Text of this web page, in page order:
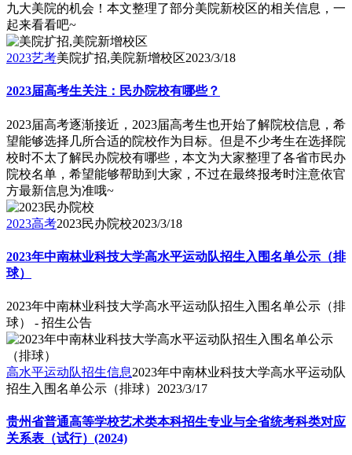
九大美院的机会！本文整理了部分美院新校区的相关信息，一
起来看看吧~
2023艺考美院扩招,美院新增校区2023/3/18
2023届高考生关注：民办院校有哪些？
2023届高考逐渐接近，2023届高考生也开始了解院校信息，希
望能够选择几所合适的院校作为目标。但是不少考生在选择院
校时不太了解民办院校有哪些，本文为大家整理了各省市民办
院校名单，希望能够帮助到大家，不过在最终报考时注意依官
方最新信息为准哦~
2023高考2023民办院校2023/3/18
2023年中南林业科技大学高水平运动队招生入围名单公示（排
球）
2023年中南林业科技大学高水平运动队招生入围名单公示（排
球） - 招生公告
高水平运动队招生信息2023年中南林业科技大学高水平运动队
招生入围名单公示（排球） 2023/3/17
贵州省普通高等学校艺术类本科招生专业与全省统考科类对应
关系表（试行）(2024)